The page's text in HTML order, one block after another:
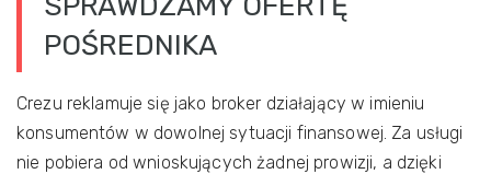
POŚREDNIKA
Crezu reklamuje się jako broker działający w imieniu
konsumentów w dowolnej sytuacji finansowej. Za usługi
nie pobiera od wnioskujących żadnej prowizji, a dzięki